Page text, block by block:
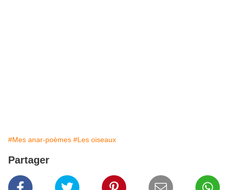
#Mes anar-poèmes #Les oiseaux
Partager